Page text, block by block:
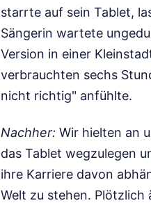
starrte auf sein Tablet,
Sängerin wartete
Version in einer
verbrauchten sechs
nicht richtig" anfühlte.
Nachher: Wir hielten an
das Tablet wegzulegen
ihre Karriere davon
Welt zu stehen. Plötzlich